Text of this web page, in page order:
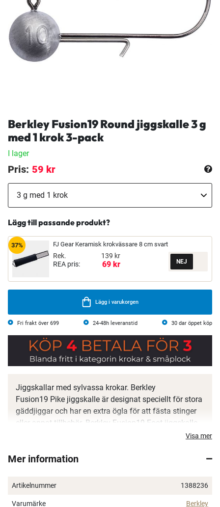
Berkley Fusion19 Round jiggskalle 3 g
med 1 krok 3-pack
I lager
Pris: 59 kr
Lägg till passande produkt?
37% FJ Gear Keramisk krokvässare 8 cm svart
Rek.
139 kr
REA pris:
69 kr
Lägg i varukorgen
Fri frakt över 699 24-48h leveranstid 30 dar öppet köp
Jiggskallar med sylvassa krokar. Berkley
Fusion19 Pike jiggskalle är designat speciellt för stora
gäddjiggar och har en extra ögla för att fästa stinger
eller annat tillbehör. Berkley Fusion19 Foot jiggskalle
använda till i stort sett alla abborrjiggar.
Visa mer
Mer information
Artikelnummer 1388236
Varumärke Berkley